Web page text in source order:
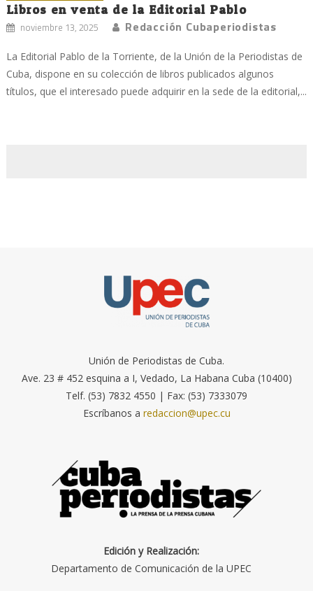
Libros en venta de la Editorial Pablo
noviembre 13, 2025 Redacción Cubaperiodistas
La Editorial Pablo de la Torriente, de la Unión de la Periodistas de
Cuba, dispone en su colección de libros publicados algunos
títulos, que el interesado puede adquirir en la sede de la editorial,...
Unión de Periodistas de Cuba.
Ave. 23 # 452 esquina a I, Vedado, La Habana Cuba (10400)
Telf. (53) 7832 4550 | Fax: (53) 7333079
Escríbanos a redaccion@upec.cu
Edición y Realización:
Departamento de Comunicación de la UPEC